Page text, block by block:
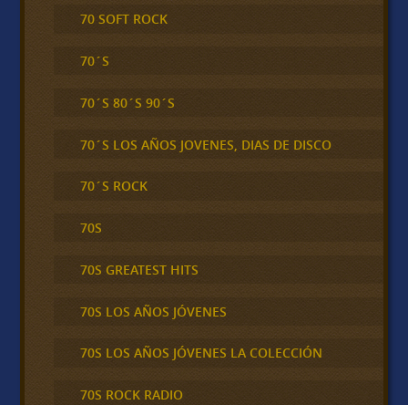
70 SOFT ROCK
70´S
70´S 80´S 90´S
70´S LOS AÑOS JOVENES, DIAS DE DISCO
70´S ROCK
70S
70S GREATEST HITS
70S LOS AÑOS JÓVENES
70S LOS AÑOS JÓVENES LA COLECCIÓN
70S ROCK RADIO